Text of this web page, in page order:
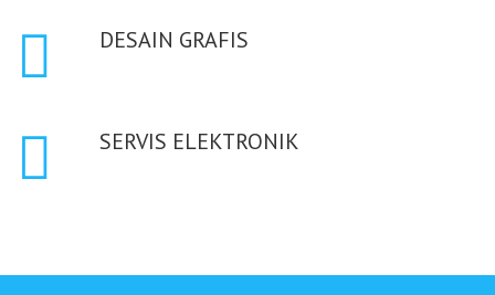
DESAIN GRAFIS
SERVIS ELEKTRONIK